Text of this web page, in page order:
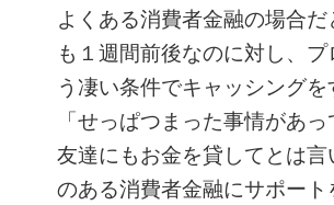
よくある消費者金融の場合
も１週間前後なのに対し、
う凄い条件でキャッシングを
「せっぱつまった事情があ
友達にもお金を貸してとは
のある消費者金融にサポート